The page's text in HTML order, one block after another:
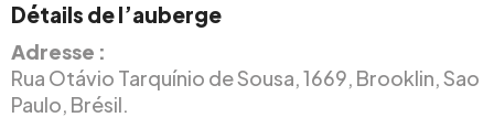
Détails de l’auberge
Adresse :
Rua Otávio Tarquínio de Sousa, 1669, Brooklin, Sao
Paulo, Brésil.